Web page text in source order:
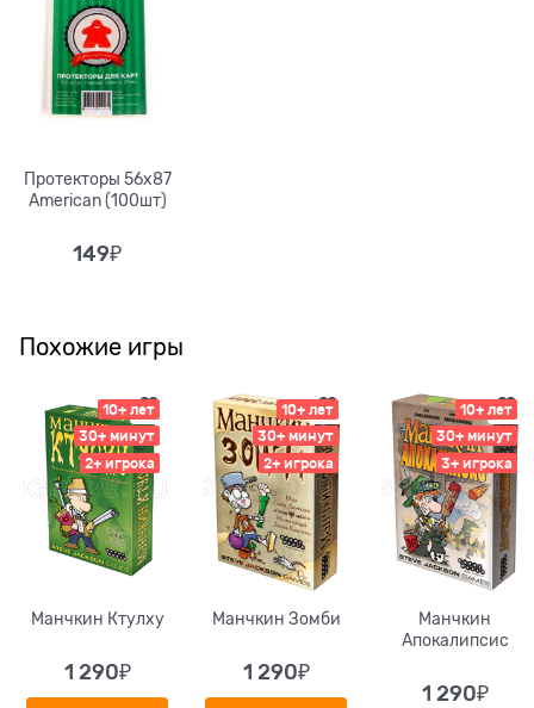
Протекторы 56x87
American (100шт)
149₽
Похожие игры
10+ лет
30+ минут
2+ игрока
Манчкин Ктулху
1 290₽
10+ лет
30+ минут
2+ игрока
Манчкин Зомби
1 290₽
10+ лет
30+ минут
3+ игрока
Манчкин
Апокалипсис
1 290₽